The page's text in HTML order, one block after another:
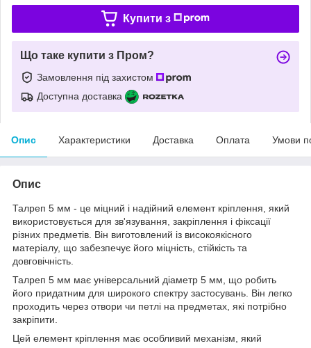
Купити з
Що таке купити з Пром?
Замовлення під захистом
Доступна доставка
Опис Характеристики Доставка Оплата Умови
Опис
Талреп 5 мм - це міцний і надійний елемент кріплення, який
використовується для зв'язування, закріплення і фіксації
різних предметів. Він виготовлений із високоякісного
матеріалу, що забезпечує його міцність, стійкість та
довговічність.
Талреп 5 мм має універсальний діаметр 5 мм, що робить
його придатним для широкого спектру застосувань. Він легко
проходить через отвори чи петлі на предметах, які потрібно
закріпити.
Цей елемент кріплення має особливий механізм, який